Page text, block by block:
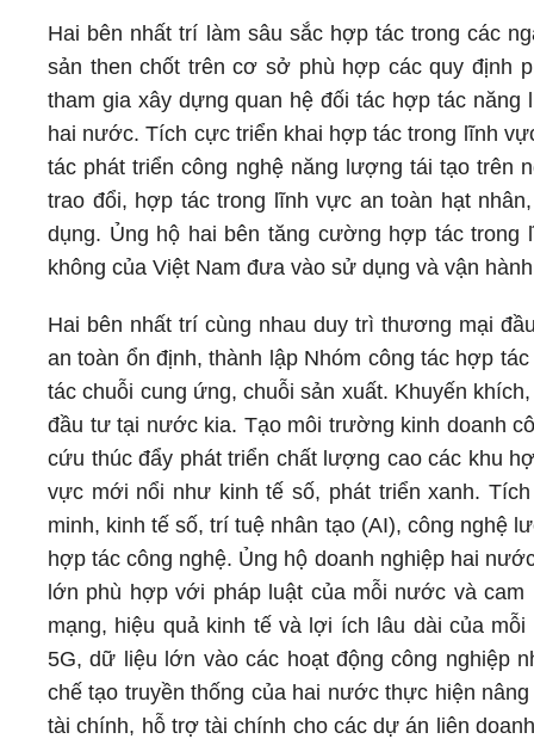
Hai bên nhất trí làm sâu sắc hợp tác trong các
sản then chốt trên cơ sở phù hợp các quy định
tham gia xây dựng quan hệ đối tác hợp tác
hai nước. Tích cực triển khai hợp tác trong lĩnh
tác phát triển công nghệ năng lượng tái tạo trên
trao đổi, hợp tác trong lĩnh vực an toàn hạt
dụng. Ủng hộ hai bên tăng cường hợp tác trong
không của Việt Nam đưa vào sử dụng và vận
Hai bên nhất trí cùng nhau duy trì thương mại
an toàn ổn định, thành lập Nhóm công tác hợp
tác chuỗi cung ứng, chuỗi sản xuất. Khuyến
đầu tư tại nước kia. Tạo môi trường kinh doanh
cứu thúc đẩy phát triển chất lượng cao các khu
vực mới nổi như kinh tế số, phát triển xanh.
minh, kinh tế số, trí tuệ nhân tạo (AI), công nghệ
hợp tác công nghệ. Ủng hộ doanh nghiệp hai
lớn phù hợp với pháp luật của mỗi nước và
mạng, hiệu quả kinh tế và lợi ích lâu dài của
5G, dữ liệu lớn vào các hoạt động công nghiệp
chế tạo truyền thống của hai nước thực hiện
tài chính, hỗ trợ tài chính cho các dự án liên